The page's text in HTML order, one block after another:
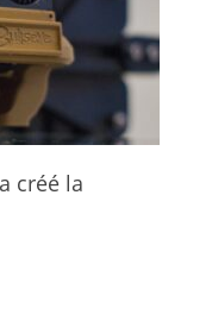
créé la